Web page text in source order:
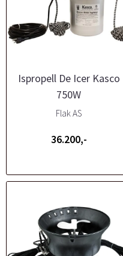
Ispropell De Icer Kasco
750W
Flak AS
36.200,-